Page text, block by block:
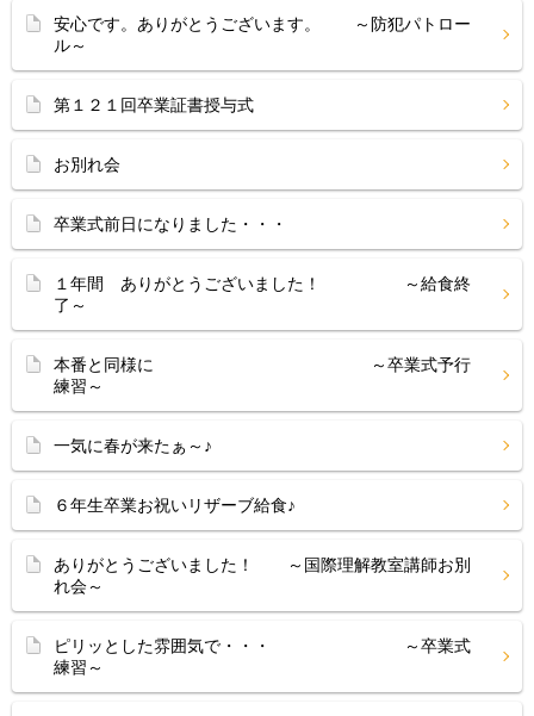
安心です。ありがとうございます。 ～防犯パトロー
ル～
第１２１回卒業証書授与式
お別れ会
卒業式前日になりました・・・
１年間 ありがとうございました！ ～給食終
了～
本番と同様に ～卒業式予行
練習～
一気に春が来たぁ～♪
６年生卒業お祝いリザーブ給食♪
ありがとうございました！ ～国際理解教室講師お別
れ会～
ピリッとした雰囲気で・・・ ～卒業式
練習～